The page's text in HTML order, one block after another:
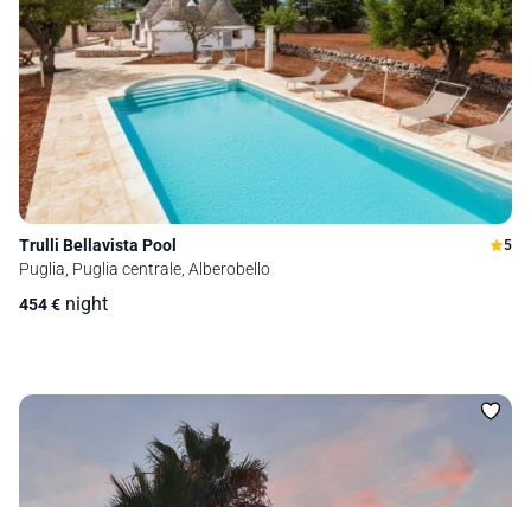
Trulli Bellavista Pool 5
Puglia, Puglia centrale, Alberobello
454€ night